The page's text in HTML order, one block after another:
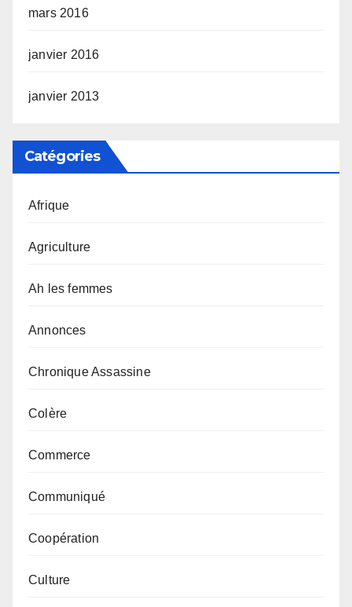
mars 2016
janvier 2016
janvier 2013
Catégories
Afrique
Agriculture
Ah les femmes
Annonces
Chronique Assassine
Colère
Commerce
Communiqué
Coopération
Culture